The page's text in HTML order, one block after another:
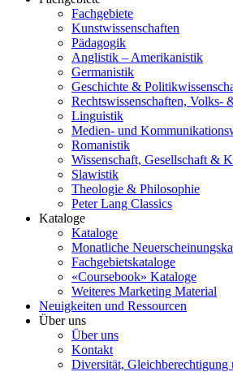
Fachgebiete
Kunstwissenschaften
Pädagogik
Anglistik – Amerikanistik
Germanistik
Geschichte &
Rechtswissenschaften, Volks-
Linguistik
Medien- und
Romanistik
Wissenschaft, Gesellschaft &
Slawistik
Theologie & Philosophie
Peter Lang Classics
Kataloge
Kataloge
Monatliche
Fachgebietskataloge
«Coursebook» Kataloge
Weiteres Marketing Material
Neuigkeiten und Ressourcen
Über uns
Über uns
Kontakt
Diversität, Gleichberechtigung